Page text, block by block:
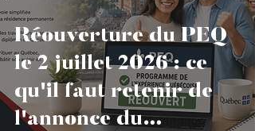
Réouverture du PEQ
le 2 juillet 2026 : ce
qu'il faut retenir de
l'annonce du